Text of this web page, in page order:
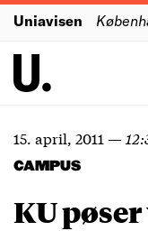
Uniavisen
15. april, 2011 —
CAMPUS
KU